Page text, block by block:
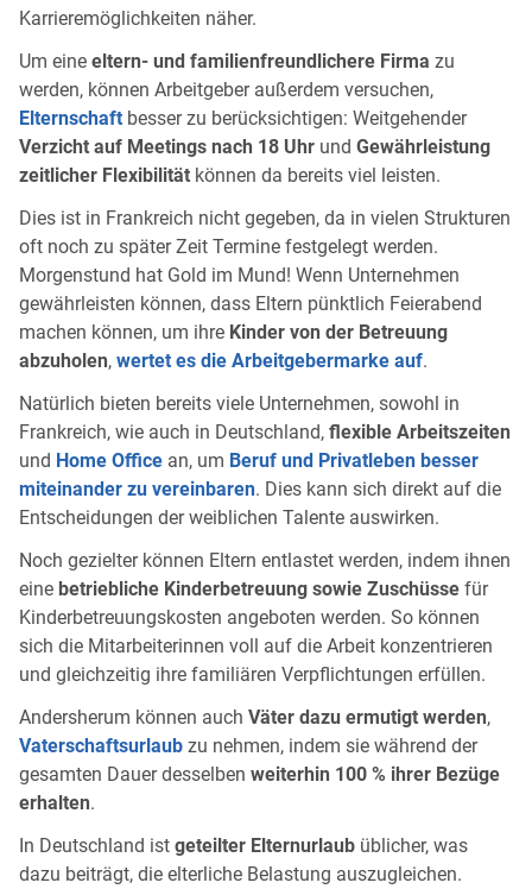
Karrieremöglichkeiten näher.
Um eine eltern- und familienfreundlichere Firma zu
werden, können Arbeitgeber außerdem versuchen,
Elternschaft besser zu berücksichtigen: Weitgehender
Verzicht auf Meetings nach 18 Uhr und Gewährleistung
zeitlicher Flexibilität können da bereits viel leisten.
Dies ist in Frankreich nicht gegeben, da in vielen Strukturen
oft noch zu später Zeit Termine festgelegt werden.
Morgenstund hat Gold im Mund! Wenn Unternehmen
gewährleisten können, dass Eltern pünktlich Feierabend
machen können, um ihre Kinder von der Betreuung
abzuholen, wertet es die Arbeitgebermarke auf.
Natürlich bieten bereits viele Unternehmen, sowohl in
Frankreich, wie auch in Deutschland, flexible Arbeitszeiten
und Home Office an, um Beruf und Privatleben besser
miteinander zu vereinbaren. Dies kann sich direkt auf die
Entscheidungen der weiblichen Talente auswirken.
Noch gezielter können Eltern entlastet werden, indem ihnen
eine betriebliche Kinderbetreuung sowie Zuschüsse für
Kinderbetreuungskosten angeboten werden. So können
sich die Mitarbeiterinnen voll auf die Arbeit konzentrieren
und gleichzeitig ihre familiären Verpflichtungen erfüllen.
Andersherum können auch Väter dazu ermutigt werden,
Vaterschaftsurlaub zu nehmen, indem sie während der
gesamten Dauer desselben weiterhin 100 % ihrer Bezüge
erhalten.
In Deutschland ist geteilter Elternurlaub üblicher, was
dazu beiträgt, die elterliche Belastung auszugleichen.